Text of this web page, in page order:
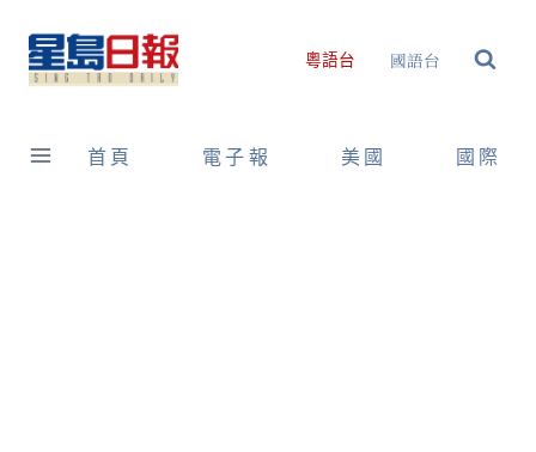
content
粵語台 國語台
首頁 電子報 美國 國際